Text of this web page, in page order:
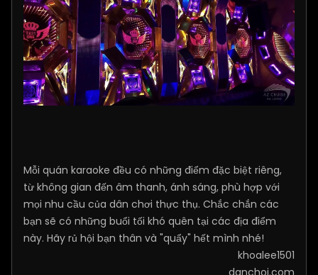
Mỗi quán karaoke đều có những điểm đặc biệt riêng,
từ không gian đến âm thanh, ánh sáng, phù hợp với
mọi nhu cầu của dân chơi thực thụ. Chắc chắn các
bạn sẽ có những buổi tối khó quên tại các địa điểm
này. Hãy rủ hội bạn thân và "quẩy" hết mình nhé!
khoalee1501